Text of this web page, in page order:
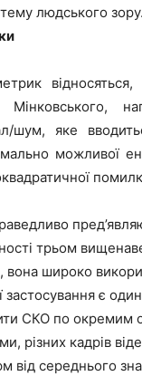
людського зору.
відносяться,
Мінковського,
шум, яке
можливої
трьом
широко
застосування є
СКО по окремим
різних кадрів
від середнього